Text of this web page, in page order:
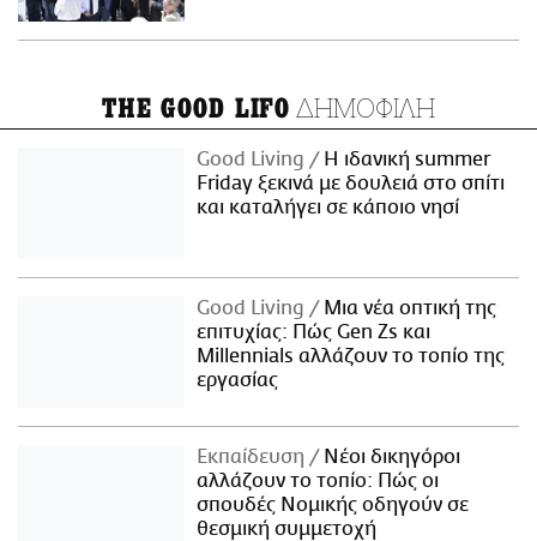
THE GOOD LIFO ΔΗΜΟΦΙΛΗ
Good Living
Η ιδανική summer
Friday ξεκινά με δουλειά στο σπίτι
και καταλήγει σε κάποιο νησί
Good Living
Μια νέα οπτική της
επιτυχίας: Πώς Gen Zs και
Millennials αλλάζουν το τοπίο της
εργασίας
Εκπαίδευση
Νέοι δικηγόροι
αλλάζουν το τοπίο: Πώς οι
σπουδές Νομικής οδηγούν σε
θεσμική συμμετοχή